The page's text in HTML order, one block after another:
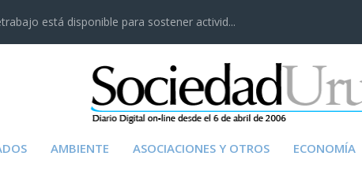
está disponible para sostener activid...
AMBIENTE ASOCIACIONES Y OTROS ECONOMÍA